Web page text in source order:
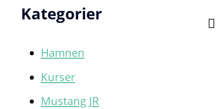
Kategorier
Hamnen
Kurser
Mustang JR